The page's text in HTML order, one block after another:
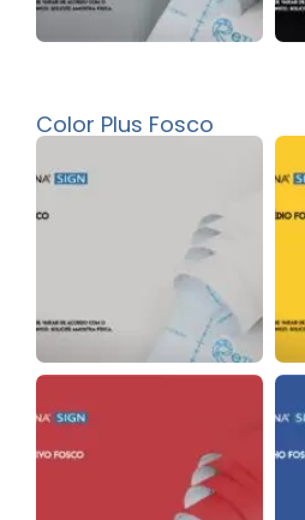
Color Plus Fosco